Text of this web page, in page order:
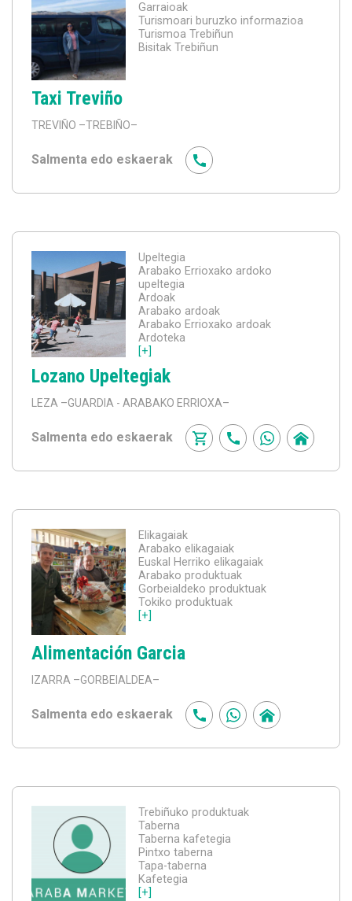
Garraioak
Turismoari buruzko informazioa
Turismoa Trebiñun
Bisitak Trebiñun
Taxi Treviño
TREVIÑO –TREBIÑO–
Salmenta edo eskaerak
Upeltegia
Arabako Errioxako ardoko
upeltegia
Ardoak
Arabako ardoak
Arabako Errioxako ardoak
Ardoteka
[+]
Lozano Upeltegiak
LEZA –GUARDIA - ARABAKO ERRIOXA–
Salmenta edo eskaerak
Elikagaiak
Arabako elikagaiak
Euskal Herriko elikagaiak
Arabako produktuak
Gorbeialdeko produktuak
Tokiko produktuak
[+]
Alimentación Garcia
IZARRA –GORBEIALDEA–
Salmenta edo eskaerak
Trebiñuko produktuak
Taberna
Taberna kafetegia
Pintxo taberna
Tapa-taberna
Kafetegia
[+]